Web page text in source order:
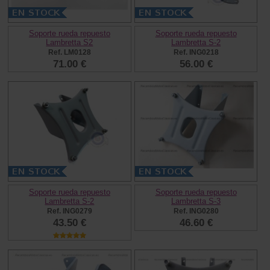
Soporte rueda repuesto
Lambretta S2
Ref. LM0128
71.00 €
Soporte rueda repuesto
Lambretta S-2
Ref. ING0218
56.00 €
Soporte rueda repuesto
Lambretta S-2
Ref. ING0279
43.50 €
Soporte rueda repuesto
Lambretta S-3
Ref. ING0280
46.60 €